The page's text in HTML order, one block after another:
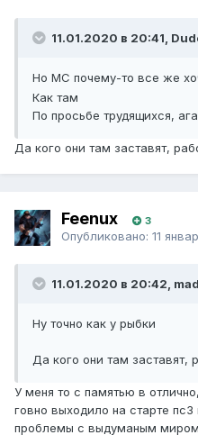
11.01.2020 в 20:41,
Но МС почему-то все же
Как там
По просьбе трудящихся, ага
Да кого они там заставят,
Feenux 3
Опубликовано: 11
11.01.2020 в 20:42,
Ну точно как у рыбки
Да кого они там заставят,
У меня то с памятью в
говно выходило на старте
проблемы с выдуманым